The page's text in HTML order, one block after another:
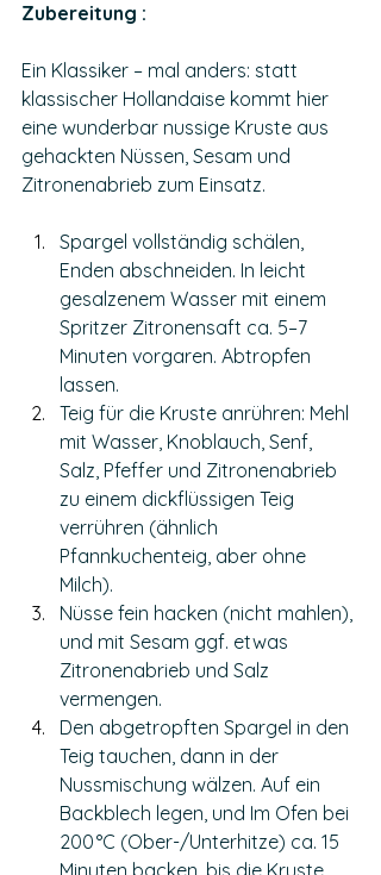
Zubereitung :
Ein Klassiker – mal anders: statt
klassischer Hollandaise kommt hier
eine wunderbar nussige Kruste aus
gehackten Nüssen, Sesam und
Zitronenabrieb zum Einsatz.
Spargel vollständig schälen,
Enden abschneiden. In leicht
gesalzenem Wasser mit einem
Spritzer Zitronensaft ca. 5–7
Minuten vorgaren. Abtropfen
lassen.
Teig für die Kruste anrühren: Mehl
mit Wasser, Knoblauch, Senf,
Salz, Pfeffer und Zitronenabrieb
zu einem dickflüssigen Teig
verrühren (ähnlich
Pfannkuchenteig, aber ohne
Milch).
Nüsse fein hacken (nicht mahlen),
und mit Sesam ggf. etwas
Zitronenabrieb und Salz
vermengen.
Den abgetropften Spargel in den
Teig tauchen, dann in der
Nussmischung wälzen. Auf ein
Backblech legen, und Im Ofen bei
200 °C (Ober-/Unterhitze) ca. 15
Minuten backen, bis die Kruste